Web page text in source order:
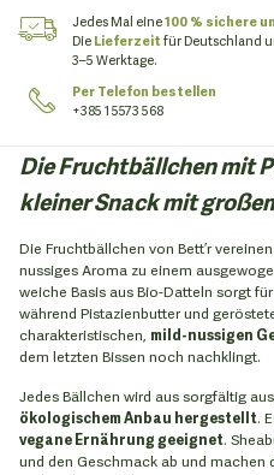
Jedes Mal eine100 % sichere
DieLieferzeitfür Deutschland
3–5 Werktage.
Per Telefon bestellen
+385 1 5573 568
Die Fruchtbällchen mit
kleiner Snack mit
Die Fruchtbällchen von Bett’r
nussiges Aroma zu einem
weiche Basis aus Bio-Datteln sorgt
während Pistazienbutter und
charakteristischen, mild-nussigen
dem letzten Bissen noch nachklingt.
Jedes Bällchen wird aus sorgfältig
ökologischem Anbau hergestellt.
vegane Ernährung geeignet.
und den Geschmack ab und machen